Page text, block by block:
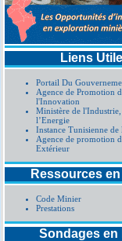
Liens
Portail Du
Agence de Promotion
l'Innovation
Ministère de l'Industrie,
l’Energie
Instance Tunisienne de
Agence de promotion
Extérieur
Ressources
Code Minier
Prestations
Sondages en